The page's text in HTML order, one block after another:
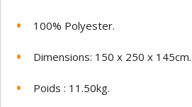
100% Polyester.
Dimensions: 150 x 250 x 145cm.
Poids : 11.50kg.